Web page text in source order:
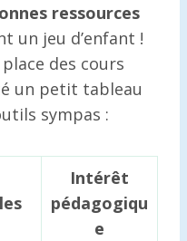
ressources
un jeu d’enfant !
des cours
un petit tableau
sympas :
Intérêt
pédagogiqu
e